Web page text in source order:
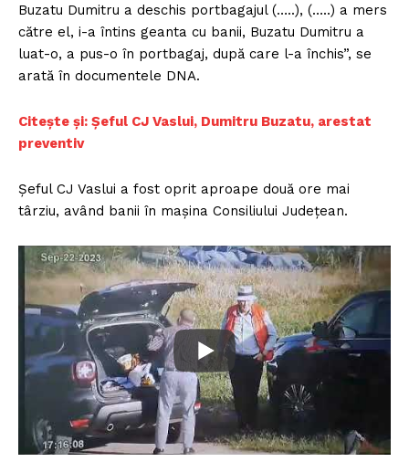
Buzatu Dumitru a deschis portbagajul (…..), (…..) a mers
către el, i-a întins geanta cu banii, Buzatu Dumitru a
luat-o, a pus-o în portbagaj, după care l-a închis”, se
arată în documentele DNA.
Citește și: Șeful CJ Vaslui, Dumitru Buzatu, arestat
preventiv
Şeful CJ Vaslui a fost oprit aproape două ore mai
târziu, având banii în maşina Consiliului Judeţean.